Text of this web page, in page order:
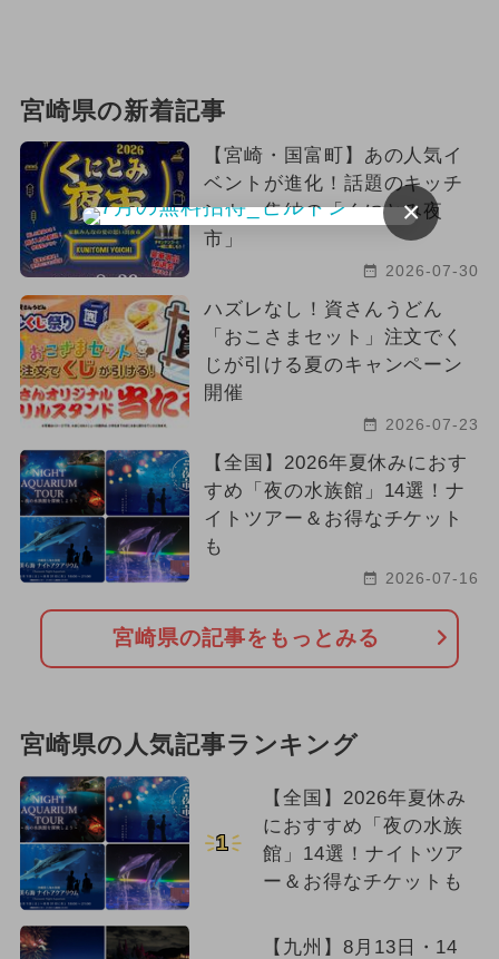
アウトドア 2025年1月のイベント
お正月 グルメフェス
2024年4月のイベント
2026年6月のイベント
夏休み（涼しい）
宮崎県の新着記事
【宮崎・国富町】あの人気イ
ベントが進化！話題のキッチ
ンカー集結の「くにとみ夜
市」
2026-07-30
ハズレなし！資さんうどん
「おこさまセット」注文でく
じが引ける夏のキャンペーン
開催
2026-07-23
【全国】2026年夏休みにおす
すめ「夜の水族館」14選！ナ
イトツアー＆お得なチケット
も
2026-07-16
宮崎県の記事をもっとみる
宮崎県の人気記事ランキング
1
【全国】2026年夏休み
におすすめ「夜の水族
館」14選！ナイトツア
ー＆お得なチケットも
【九州】8月13日・14
×